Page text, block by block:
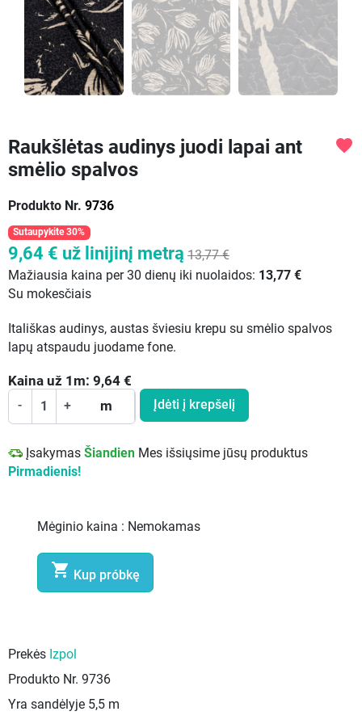
Raukšlėtas audinys juodi lapai ant
smėlio spalvos
Produkto Nr. 9736
favorite
Sutaupykite 30%
9,64 € už linijinį metrą 13,77 €
Mažiausia kaina per 30 dienų iki nuolaidos: 13,77 €
Su mokesčiais
Itališkas audinys, austas šviesiu krepu su smėlio spalvos
lapų atspaudu juodame fone.
Kaina už 1 m: 9,64 €
- + m Įdėti į krepšelį
Įsakymas Šiandien Mes išsiųsime jūsų produktus
Pirmadienis!
Mėginio kaina : Nemokamas
 Kup próbkę
Prekės Izpol
Produkto Nr. 9736
Yra sandėlyje 5,5 m